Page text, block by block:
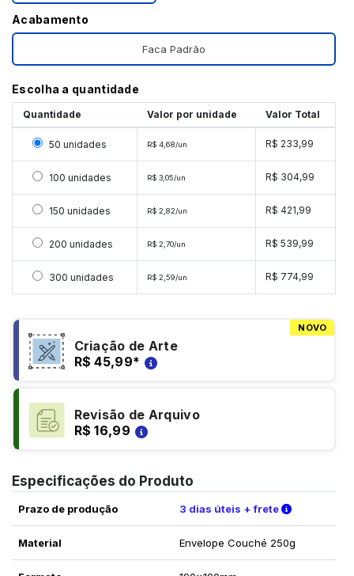
Acabamento
Faca Padrão
Escolha a quantidade
Quantidade Valor por unidade Valor Total
Selecionar 50 unidades
50 unidades R$ 4,68/un R$ 233,99
Selecionar 100 unidades
100 unidades R$ 3,05/un R$ 304,99
Selecionar 150 unidades
150 unidades R$ 2,82/un R$ 421,99
Selecionar 200 unidades
200 unidades R$ 2,70/un R$ 539,99
Selecionar 300 unidades
300 unidades R$ 2,59/un R$ 774,99
NOVO
Criação de Arte
R$ 45,99*
Revisão de Arquivo
R$ 16,99
Especificações do Produto
Prazo de produção 3 dias úteis + frete Verifique
Material Envelope Couché 250g